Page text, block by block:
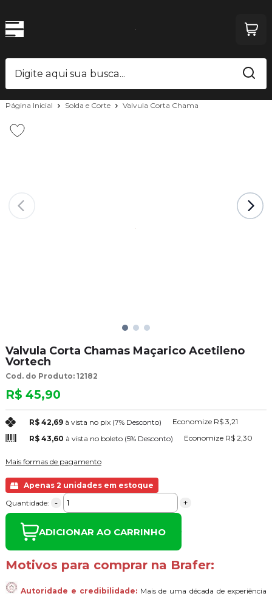
Página Inicial Solda e Corte Valvula Corta Chama
Valvula Corta Chamas Maçarico Acetileno
Vortech
Cod. do Produto: 12182
R$ 45,90
R$ 42,69 à vista no pix (7% Desconto) Economize R$ 3,21
R$ 43,60 à vista no boleto (5% Desconto) Economize R$ 2,30
Mais formas de pagamento
Apenas 2 unidades em estoque
Quantidade:
- +
ADICIONAR AO CARRINHO
Motivos para comprar na Brafer:
Autoridade e credibilidade: Mais de uma década de experiência